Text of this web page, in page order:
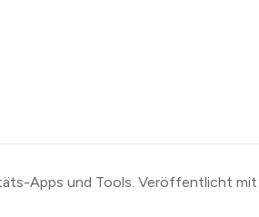
Apps und Tools. Veröffentlicht mit